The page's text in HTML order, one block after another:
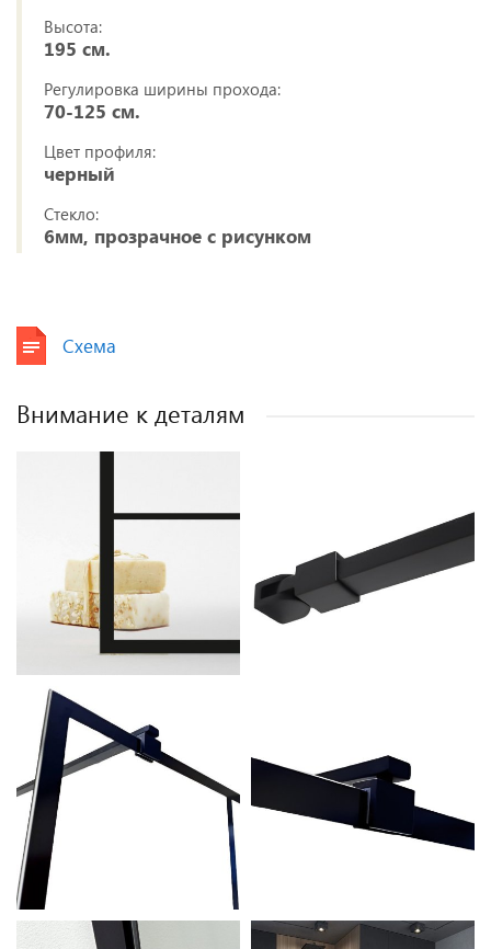
Высота:
195 см.
Регулировка ширины прохода:
70-125 см.
Цвет профиля:
черный
Стекло:
6мм, прозрачное с рисунком
Схема
Внимание к деталям